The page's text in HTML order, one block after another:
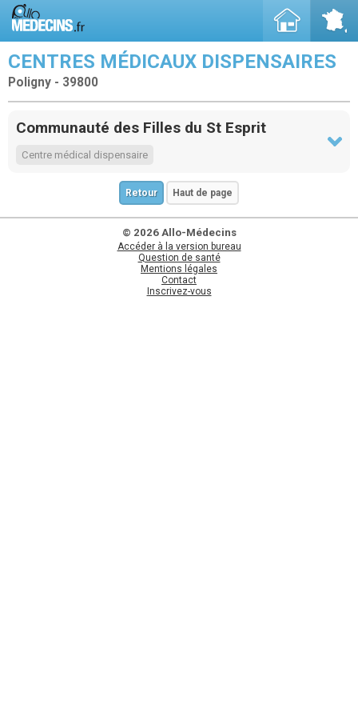
CENTRES MÉDICAUX DISPENSAIRES
Poligny - 39800
Communauté des Filles du St Esprit
Centre médical dispensaire
Retour Haut de page
© 2026 Allo-Médecins
Accéder à la version bureau
Question de santé
Mentions légales
Contact
Inscrivez-vous